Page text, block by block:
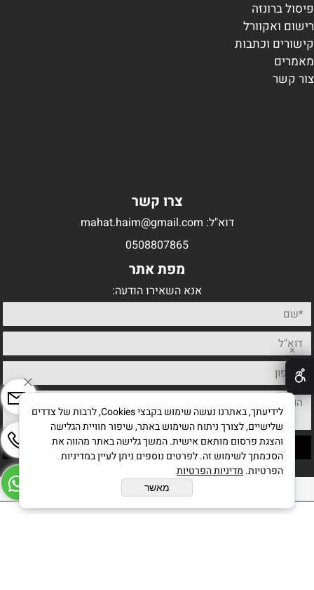
פיסול ברונזה
רישום ואקוורל
קישורים וכתבות
מאמרים
צור קשר
צרו קשר
דוא"ל: mahat.haim@gmail.com
0508807865
מפת אתר
אנא השאירו הודעה:
כל הזכויות שמורות לחיים מחט אמן ישראלי
✕
לידיעתך, באתרנו נעשה שימוש בקבצי Cookies, לרבות של צדדים
שלישיים, לצורך ניתוח השימוש באתר, שיפור חוויית הגלישה
והצגת פרסום מותאם אישית. המשך גלישה באתר מהווה את
הסכמתך לשימוש זה. לפרטים נוספים ניתן לעיין במדיניות
הפרטיות. מדיניות הפרטיות
מאשר